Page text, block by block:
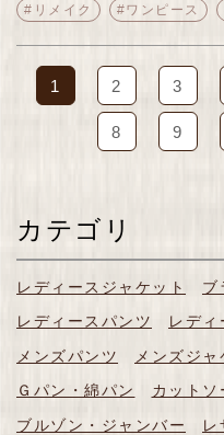
#リメイク #ワンピース
1 2 3
8 9
カテゴリ
レディースジャケット ブ
レディースパンツ
レディ
メンズパンツ
メンズジャ
Ｇパン・綿パン
カットソ
ブルゾン・ジャンバー
レ